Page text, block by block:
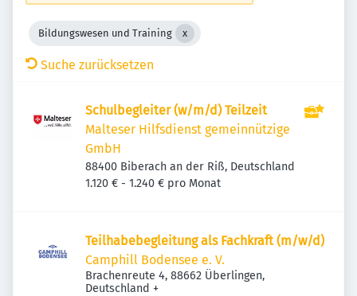
Bildungswesen und Training
Suche zurücksetzen
Schulbegleiter (w/m/d) Teilzeit
Malteser Hilfsdienst gemeinnützige
GmbH
88400 Biberach an der Riß, Deutschland
1.120 € - 1.240 € pro Monat
Teilhabebegleitung als Fachkraft (m/w/d)
Camphill Bodensee e. V.
Brachenreute 4, 88662 Überlingen,
Deutschland +